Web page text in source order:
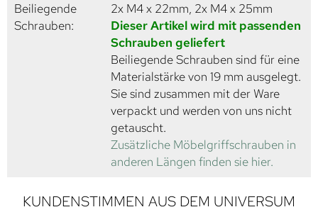
Beiliegende
Schrauben:
2x M4 x 22mm, 2x M4 x 25mm
Dieser Artikel wird mit passenden
Schrauben geliefert
Beiliegende Schrauben sind für eine
Materialstärke von 19 mm ausgelegt.
Sie sind zusammen mit der Ware
verpackt und werden von uns nicht
getauscht.
Zusätzliche Möbelgriffschrauben in
anderen Längen finden sie hier.
KUNDENSTIMMEN AUS DEM UNIVERSUM